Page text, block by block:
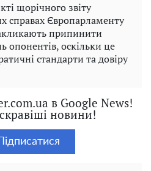
щорічного звіту
справах Європарламенту
припинити
опонентів, оскільки це
стандарти та довіру
в Google News!
новини!
Підписатися